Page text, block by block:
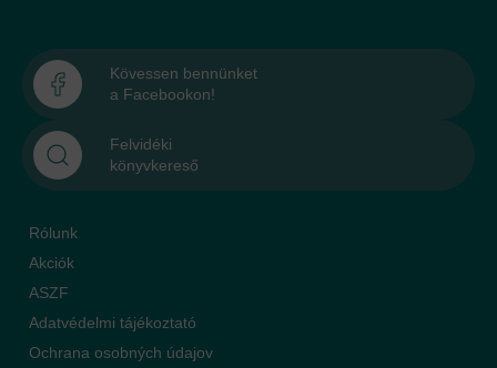
Kövessen bennünket
a Facebookon!
Felvidéki
könyvkereső
Rólunk
Akciók
ASZF
Adatvédelmi tájékoztató
Ochrana osobných údajov